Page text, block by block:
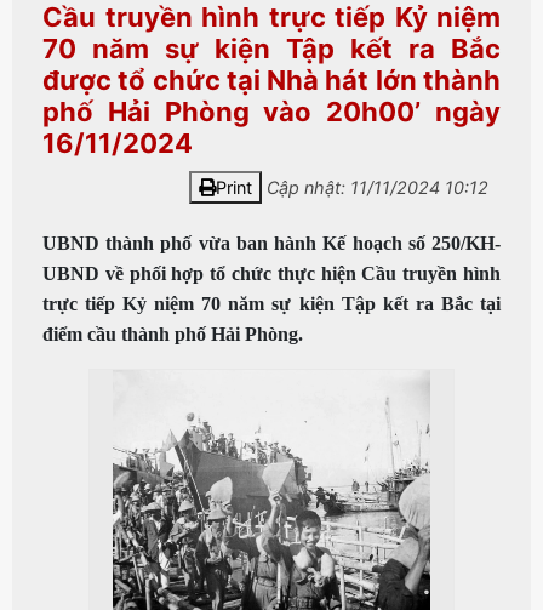
Cầu truyền hình trực tiếp Kỷ niệm
70 năm sự kiện Tập kết ra Bắc
được tổ chức tại Nhà hát lớn thành
phố Hải Phòng vào 20h00’ ngày
16/11/2024
Print Cập nhật: 11/11/2024 10:12
UBND thành phố vừa ban hành Kế hoạch số 250/KH-
UBND về phối hợp tổ chức thực hiện Cầu truyền hình
trực tiếp Kỷ niệm 70 năm sự kiện Tập kết ra Bắc tại
điểm cầu thành phố Hải Phòng.